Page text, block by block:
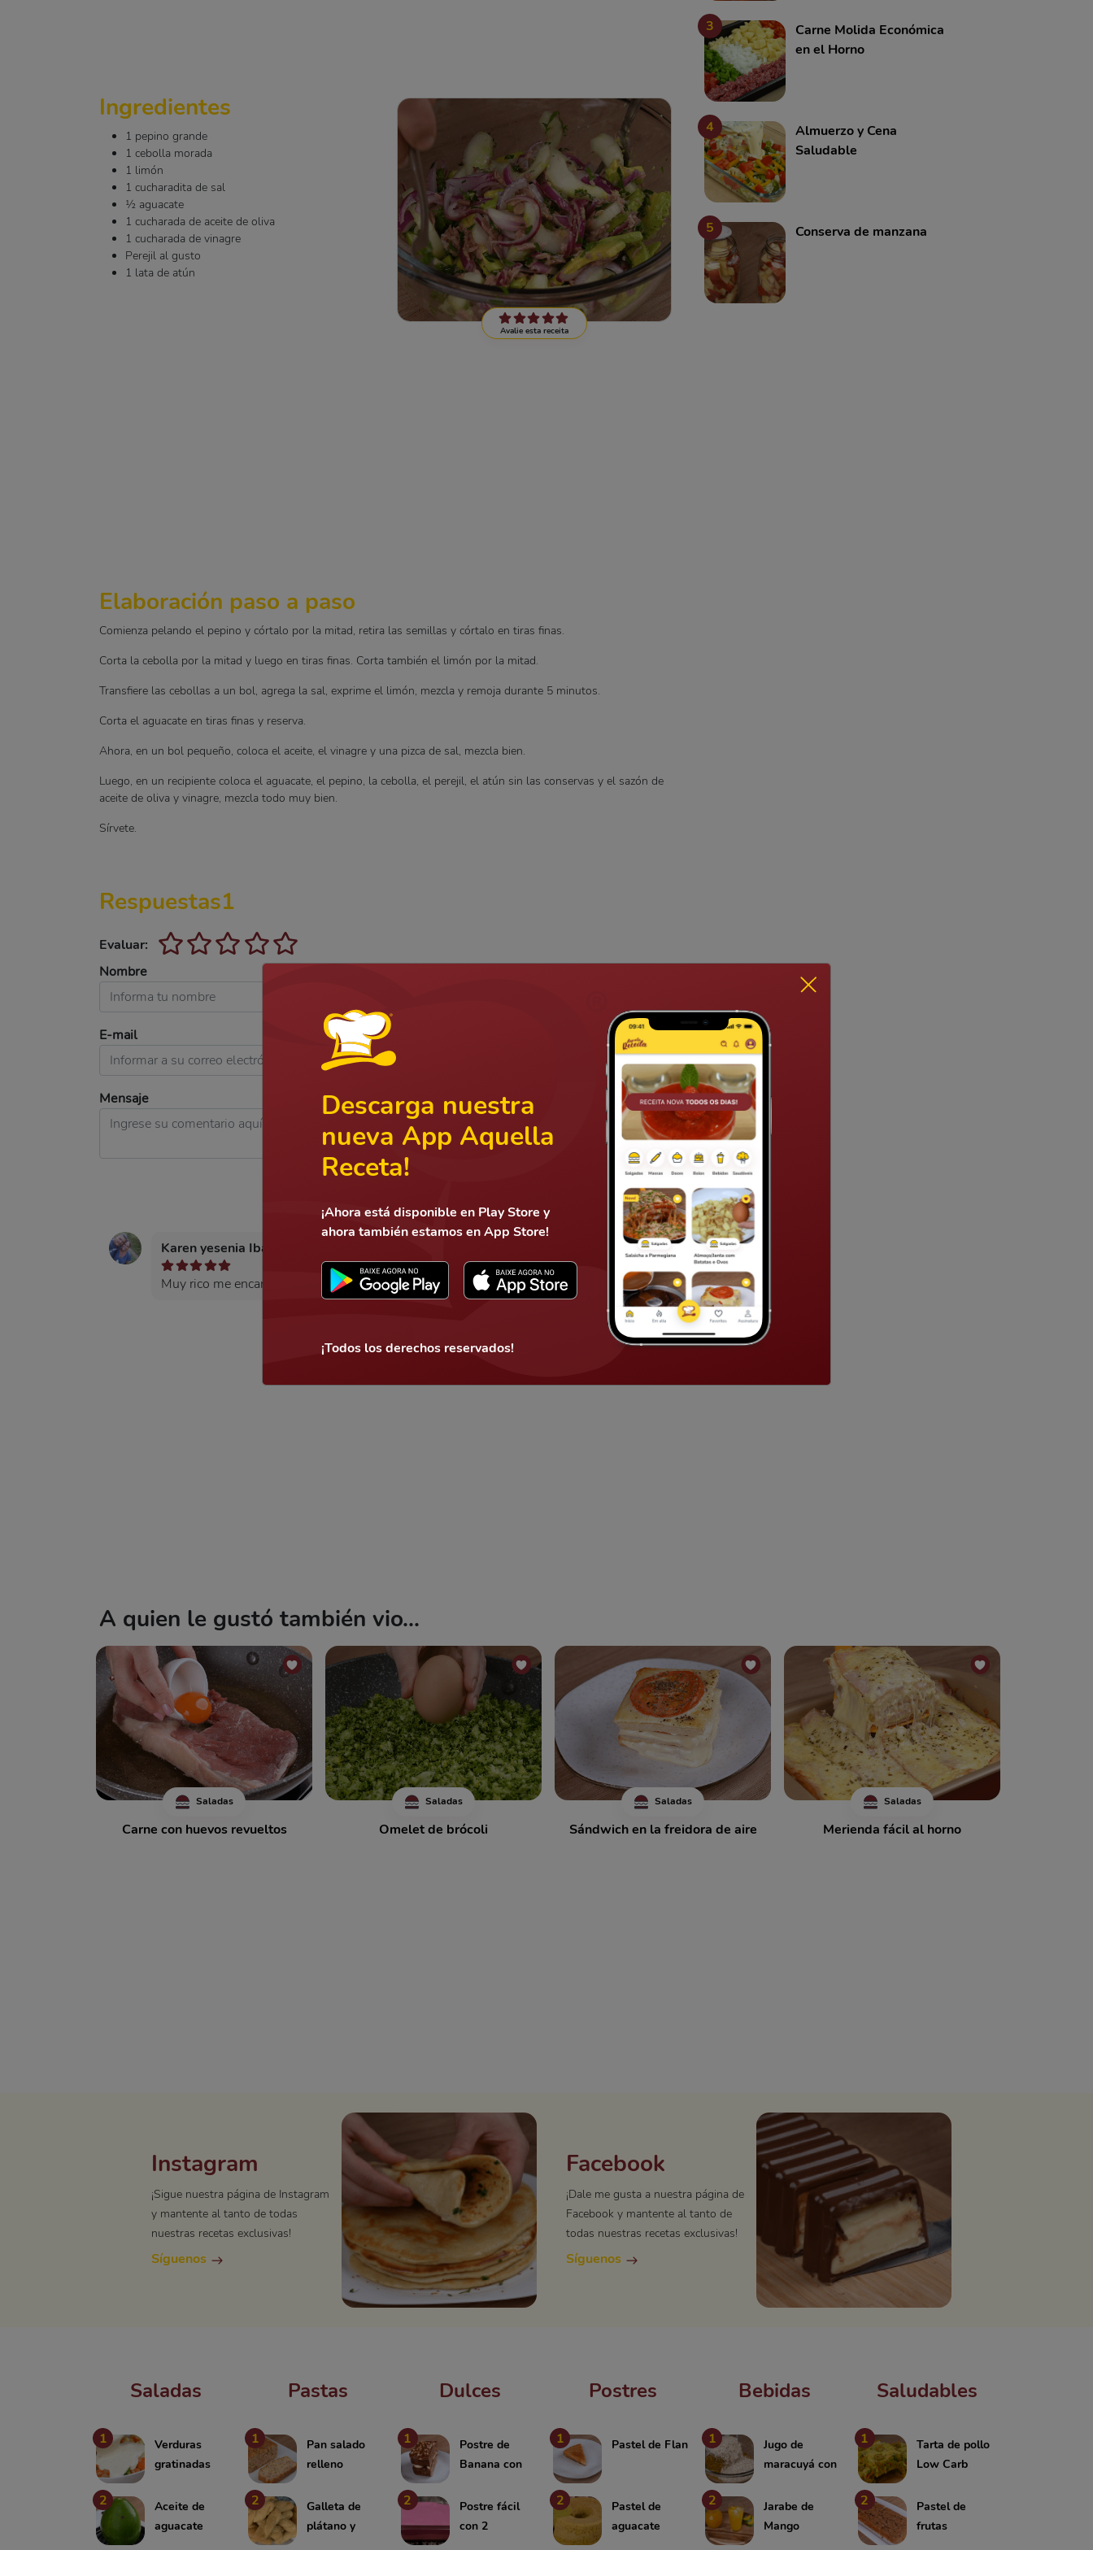
Avalie esta receita
Ingredientes
1 pepino grande
1 cebolla morada
1 limón
1 cucharadita de sal
½ aguacate
1 cucharada de aceite de oliva
1 cucharada de vinagre
Perejil al gusto
1 lata de atún
Elaboración paso a paso
Comienza pelando el pepino y córtalo por la mitad, retira las semillas y córtalo en tiras finas.
Corta la cebolla por la mitad y luego en tiras finas. Corta también el limón por la mitad.
Transfiere las cebollas a un bol, agrega la sal, exprime el limón, mezcla y remoja durante 5 minutos.
Corta el aguacate en tiras finas y reserva.
Ahora, en un bol pequeño, coloca el aceite, el vinagre y una pizca de sal, mezcla bien.
Luego, en un recipiente coloca el aguacate, el pepino, la cebolla, el perejil, el atún sin las conservas y el sazón de
aceite de oliva y vinagre, mezcla todo muy bien.
Sírvete.
Respuestas1
Evaluar:
Nombre
E-mail
Mensaje
Mandar
Karen yesenia Ibarra Matarrita
Muy rico me encanta saludos desde costa rica
3
Carne Molida Económica
en el Horno
4
Almuerzo y Cena
Saludable
5 Conserva de manzana
A quien le gustó también vio...
Saladas
Carne con huevos revueltos
Saladas
Omelet de brócoli
Saladas
Sándwich en la freidora de aire
Saladas
Merienda fácil al horno
Instagram
¡Sigue nuestra página de Instagram
y mantente al tanto de todas
nuestras recetas exclusivas!
Síguenos
Facebook
¡Dale me gusta a nuestra página de
Facebook y mantente al tanto de
todas nuestras recetas exclusivas!
Síguenos
Saladas
1
Verduras
gratinadas
2
Aceite de
aguacate
Pastas
1
Pan salado
relleno
2
Galleta de
plátano y
Dulces
1
Postre de
Banana con
Chocolate
2
Postre fácil
con 2
Postres
1 Pastel de Flan
2
Pastel de
aguacate
Bebidas
1
Jugo de
maracuyá con
2
Jarabe de
Mango
Saludables
1
Tarta de pollo
Low Carb
2
Pastel de
frutas
Descarga nuestra
nueva App Aquella
Receta!
¡Ahora está disponible en Play Store y
ahora también estamos en App Store!
¡Todos los derechos reservados!